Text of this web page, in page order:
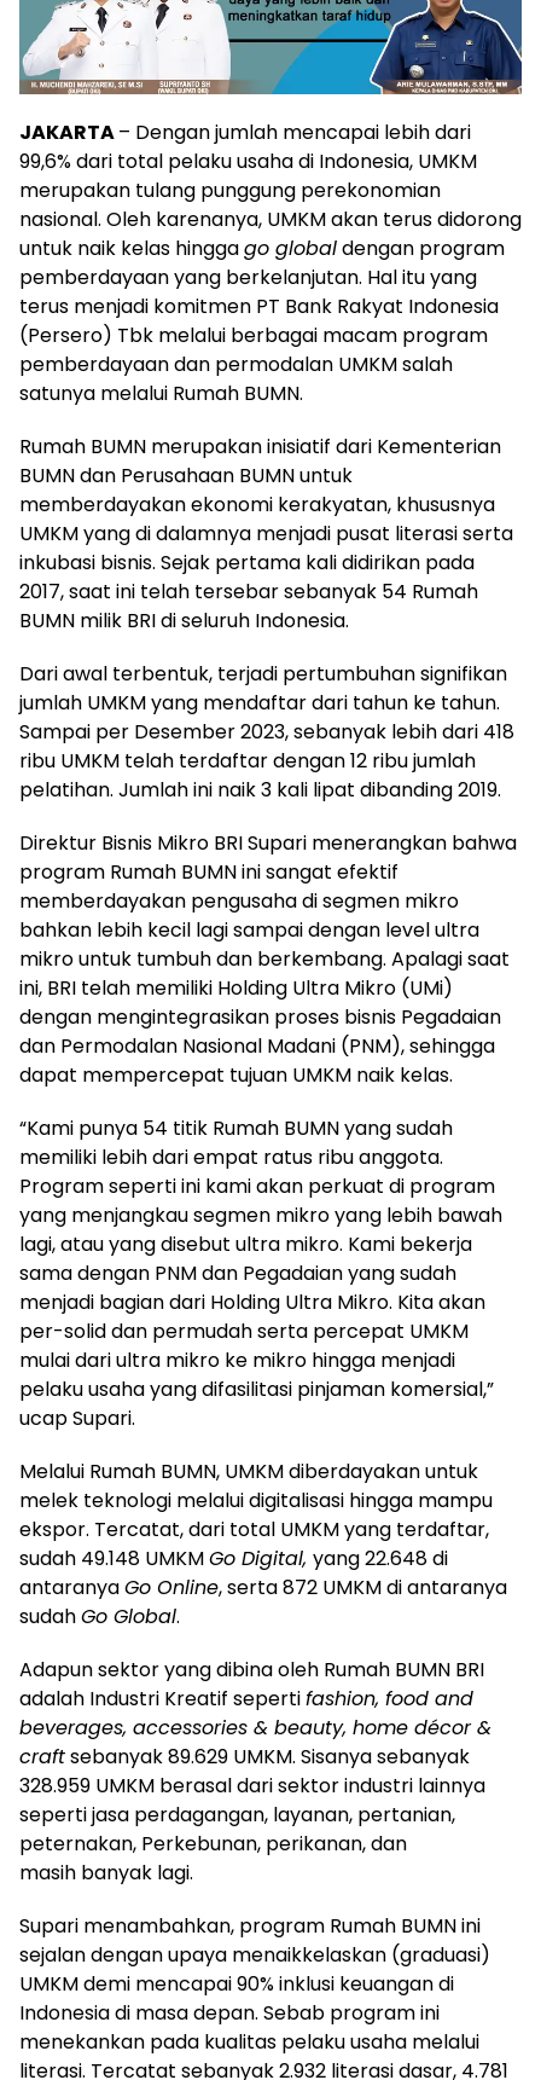
JAKARTA– Dengan jumlah mencapai lebih dari
99,6% dari total pelaku usaha di Indonesia, UMKM
merupakan tulang punggung perekonomian
nasional. Oleh karenanya, UMKM akan terus didorong
untuk naik kelas hinggago globaldengan program
pemberdayaan yang berkelanjutan. Hal itu yang
terus menjadi komitmen PT Bank Rakyat Indonesia
(Persero) Tbk melalui berbagai macam program
pemberdayaan dan permodalan UMKM salah
satunya melalui Rumah BUMN.
Rumah BUMN merupakan inisiatif dari Kementerian
BUMN dan Perusahaan BUMN untuk
memberdayakan ekonomi kerakyatan, khususnya
UMKM yang di dalamnya menjadi pusat literasi serta
inkubasi bisnis. Sejak pertama kali didirikan pada
2017, saat ini telah tersebar sebanyak 54 Rumah
BUMN milik BRI di seluruh Indonesia.
Dari awal terbentuk, terjadi pertumbuhan signifikan
jumlah UMKM yang mendaftar dari tahun ke tahun.
Sampai per Desember 2023, sebanyak lebih dari 418
ribu UMKM telah terdaftar dengan 12 ribu jumlah
pelatihan. Jumlah ini naik 3 kali lipat dibanding 2019.
Direktur Bisnis Mikro BRI Supari menerangkan bahwa
program Rumah BUMN ini sangat efektif
memberdayakan pengusaha di segmen mikro
bahkan lebih kecil lagi sampai dengan level ultra
mikro untuk tumbuh dan berkembang. Apalagi saat
ini, BRI telah memiliki Holding Ultra Mikro (UMi)
dengan mengintegrasikan proses bisnis Pegadaian
dan Permodalan Nasional Madani (PNM), sehingga
dapat mempercepat tujuan UMKM naik kelas.
“Kami punya 54 titik Rumah BUMN yang sudah
memiliki lebih dari empat ratus ribu anggota.
Program seperti ini kami akan perkuat di program
yang menjangkau segmen mikro yang lebih bawah
lagi, atau yang disebut ultra mikro. Kami bekerja
sama dengan PNM dan Pegadaian yang sudah
menjadi bagian dari Holding Ultra Mikro. Kita akan
per-solid dan permudah serta percepat UMKM
mulai dari ultra mikro ke mikro hingga menjadi
pelaku usaha yang difasilitasi pinjaman komersial,”
ucap Supari.
Melalui Rumah BUMN, UMKM diberdayakan untuk
melek teknologi melalui digitalisasi hingga mampu
ekspor. Tercatat, dari total UMKM yang terdaftar,
sudah 49.148 UMKMGo Digital, yang 22.648 di
antaranyaGo Online, serta 872 UMKM di antaranya
sudahGo Global.
Adapun sektor yang dibina oleh Rumah BUMN BRI
adalah Industri Kreatif sepertifashion, food and
beverages, accessories & beauty, home décor &
craftsebanyak 89.629 UMKM. Sisanya sebanyak
328.959 UMKM berasal dari sektor industri lainnya
seperti jasa perdagangan, layanan, pertanian,
peternakan, Perkebunan, perikanan, dan
masih banyak lagi.
Supari menambahkan, program Rumah BUMN ini
sejalan dengan upaya menaikkelaskan (graduasi)
UMKM demi mencapai 90% inklusi keuangan di
Indonesia di masa depan. Sebab program ini
menekankan pada kualitas pelaku usaha melalui
literasi. Tercatat sebanyak 2.932 literasi dasar, 4.781